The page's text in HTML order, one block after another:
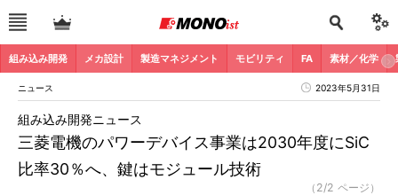
組み込み開発 メカ設計 製造マネジメント モビリティ FA 素材／化学
ニュース 2023年5月31日
三菱電機のパワーデバイス事業は2030年度にSiC
比率30％へ、鍵はモジュール技術
組み込み開発ニュース
（2/2 ページ）